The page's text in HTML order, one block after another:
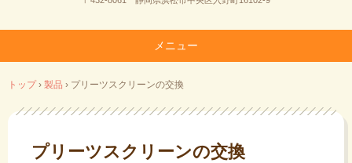
メニュー
ン
テ
トップ › 製品 › プリーツスクリーンの交換
プリーツスクリーンの交換